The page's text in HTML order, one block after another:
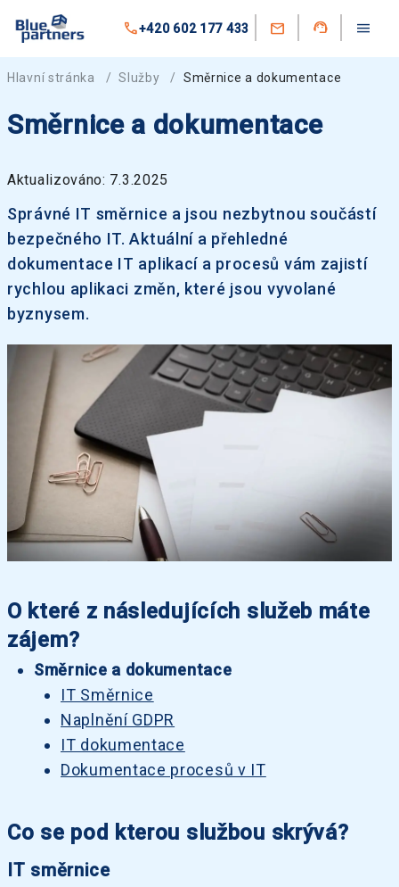
+420 602 177 433
Hlavní stránka / Služby / Směrnice a dokumentace
Směrnice a dokumentace
Aktualizováno: 7.3.2025
Správné IT směrnice a jsou nezbytnou součástí
bezpečného IT. Aktuální a přehledné
dokumentace IT aplikací a procesů vám zajistí
rychlou aplikaci změn, které jsou vyvolané
byznysem.
O které z následujících služeb máte
zájem?
Směrnice a dokumentace
IT Směrnice
Naplnění GDPR
IT dokumentace
Dokumentace procesů v IT
Co se pod kterou službou skrývá?
IT směrnice